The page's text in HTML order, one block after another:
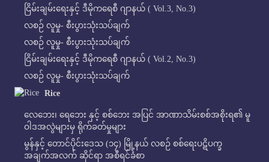
ငြိမ်းချမ်းရေးနှင့် ဒီမိုကရေစီ ဂျာနယ် ( Vol.3, No.3)
လစဉ် လူမှု- စီးပွားသုံးသပ်ချက်
လစဉ် လူမှု- စီးပွားသုံးသပ်ချက်
ငြိမ်းချမ်းရေးနှင့် ဒီမိုကရေစီ ဂျာနယ် ( Vol.2, No.3)
လစဉ် လူမှု- စီးပွားသုံးသပ်ချက်
Rice
လေဘေး၊ ရေဘေး နှင့် စစ်ဘေး အပြင် အာဏာသိမ်းစစ်အစိုးရ၏ မူ
ဝါဒအလွဲများမှ ရိုက်ခတ်မှုများ
မွန်နှင့် တောင်ပိုင်းဒေသ (၁၄) မြို့နယ် လစဉ် စစ်ရေးပဋိပက္ခ
အချက်အလက် ဆိုင်ရာ အစီရင်ခံစာ